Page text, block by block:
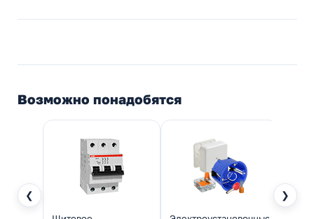
Возможно понадобятся
❮ ❯